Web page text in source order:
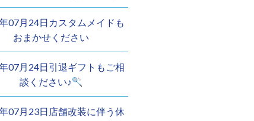
07月24日カスタムメイドも
おまかせください︎
07月24日引退ギフトもご相
談ください♪
07月23日店舗改装に伴う休